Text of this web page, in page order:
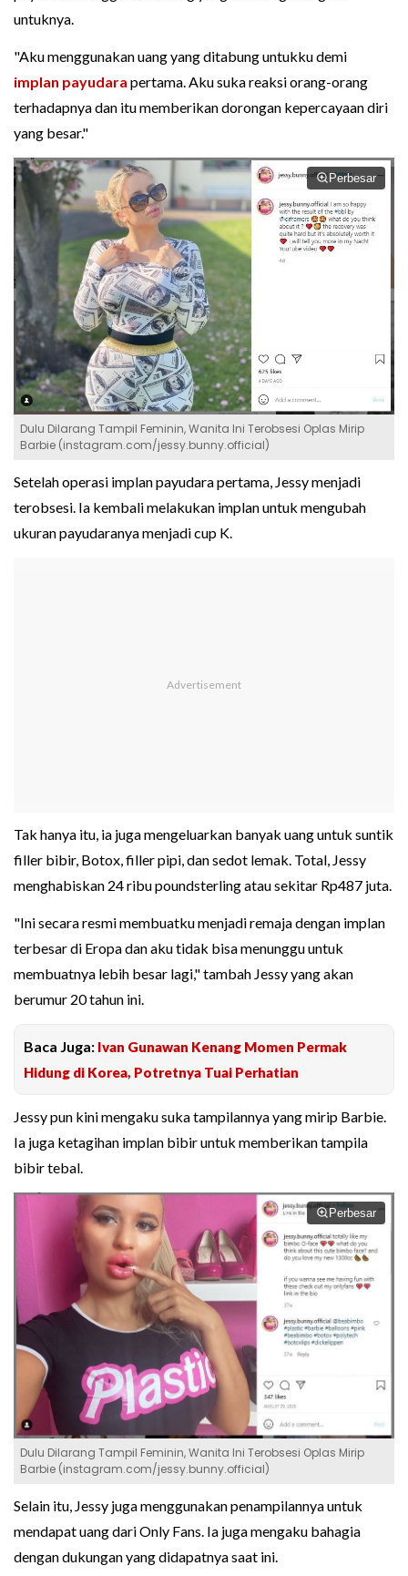
untuknya.
"Aku menggunakan uang yang ditabung untukku demi
implan payudara pertama. Aku suka reaksi orang-orang
terhadapnya dan itu memberikan dorongan kepercayaan diri
yang besar."
Perbesar
Dulu Dilarang Tampil Feminin, Wanita Ini Terobsesi Oplas Mirip
Barbie (instagram.com/jessy.bunny.official)
Setelah operasi implan payudara pertama, Jessy menjadi
terobsesi. Ia kembali melakukan implan untuk mengubah
ukuran payudaranya menjadi cup K.
Tak hanya itu, ia juga mengeluarkan banyak uang untuk suntik
filler bibir, Botox, filler pipi, dan sedot lemak. Total, Jessy
menghabiskan 24 ribu poundsterling atau sekitar Rp487 juta.
"Ini secara resmi membuatku menjadi remaja dengan implan
terbesar di Eropa dan aku tidak bisa menunggu untuk
membuatnya lebih besar lagi," tambah Jessy yang akan
berumur 20 tahun ini.
Baca Juga: Ivan Gunawan Kenang Momen Permak
Hidung di Korea, Potretnya Tuai Perhatian
Jessy pun kini mengaku suka tampilannya yang mirip Barbie.
Ia juga ketagihan implan bibir untuk memberikan tampila
bibir tebal.
Perbesar
Dulu Dilarang Tampil Feminin, Wanita Ini Terobsesi Oplas Mirip
Barbie (instagram.com/jessy.bunny.official)
Selain itu, Jessy juga menggunakan penampilannya untuk
mendapat uang dari Only Fans. Ia juga mengaku bahagia
dengan dukungan yang didapatnya saat ini.